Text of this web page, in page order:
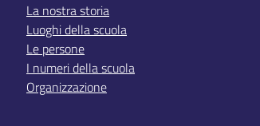
La nostra storia
Luoghi della scuola
Le persone
I numeri della scuola
Organizzazione